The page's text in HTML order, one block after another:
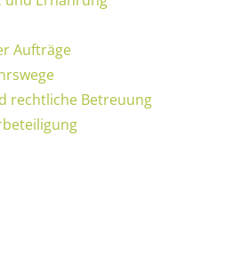
Aufträge
rechtliche Betreuung